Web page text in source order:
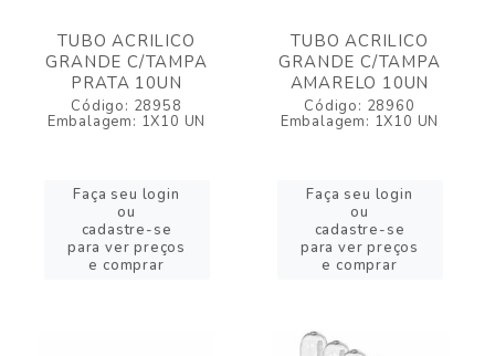
TUBO ACRILICO
GRANDE C/TAMPA
PRATA 10UN
Código: 28958
Embalagem: 1X10 UN
Faça seu login
ou
cadastre-se
para ver preços
e comprar
TUBO ACRILICO
GRANDE C/TAMPA
AMARELO 10UN
Código: 28960
Embalagem: 1X10 UN
Faça seu login
ou
cadastre-se
para ver preços
e comprar